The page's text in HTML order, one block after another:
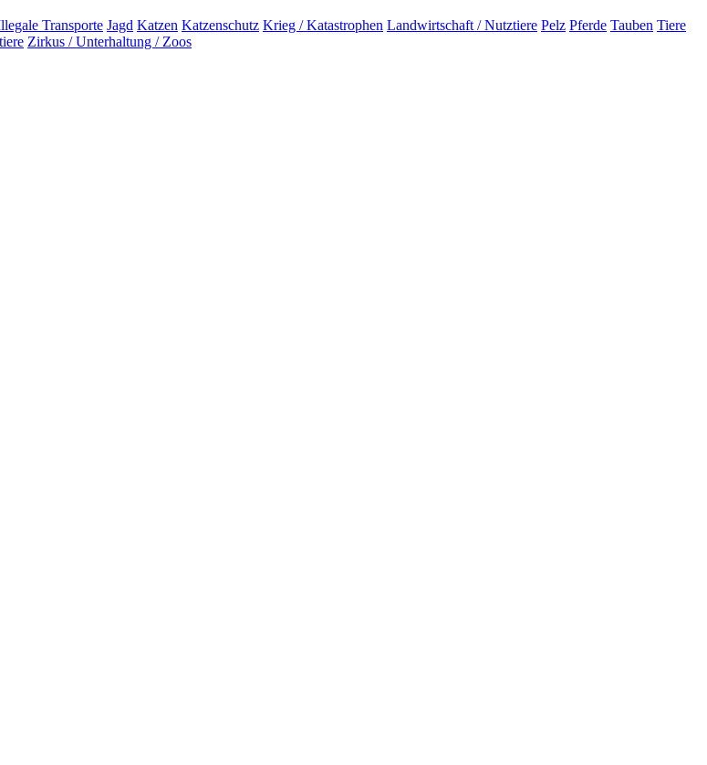
Transporte Jagd Katzen Katzenschutz Krieg / Katastrophen Landwirtschaft / Nutztiere Pelz Pferde Tauben Tiere
Zirkus / Unterhaltung / Zoos